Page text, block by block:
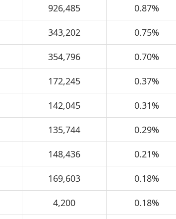
926,485 0.87%
343,202 0.75%
354,796 0.70%
172,245 0.37%
142,045 0.31%
135,744 0.29%
148,436 0.21%
169,603 0.18%
4,200 0.18%